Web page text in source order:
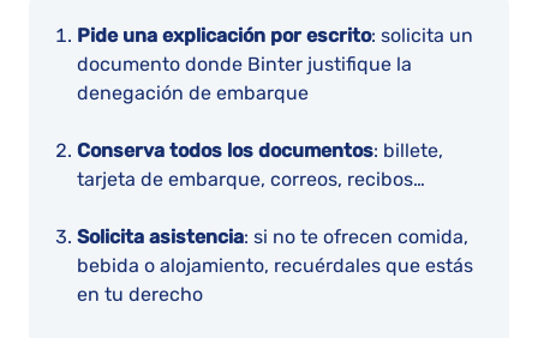
Pide una explicación por escrito: solicita un
documento donde Binter justifique la
denegación de embarque
Conserva todos los documentos: billete,
tarjeta de embarque, correos, recibos…
Solicita asistencia: si no te ofrecen comida,
bebida o alojamiento, recuérdales que estás
en tu derecho